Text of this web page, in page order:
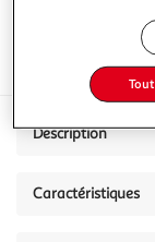
Frais
Description
Caractéristiques